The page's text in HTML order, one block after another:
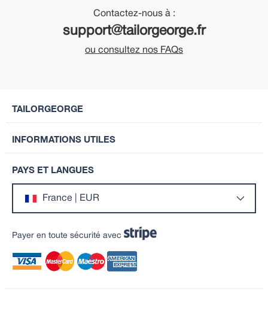
Contactez-nous à :
support@tailorgeorge.fr
ou consultez nos FAQs
TAILORGEORGE
INFORMATIONS UTILES
PAYS ET LANGUES
France | EUR
Payer en toute sécurité avec